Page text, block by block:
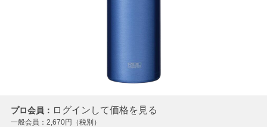
プロ会員： ログインして価格を見る
一般会員： 2,670円（税別）